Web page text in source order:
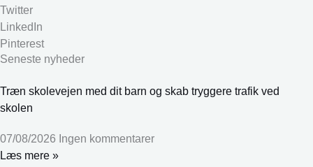
Twitter
LinkedIn
Pinterest
Seneste nyheder
Træn skolevejen med dit barn og skab tryggere trafik ved
skolen
07/08/2026 Ingen kommentarer
Læs mere »